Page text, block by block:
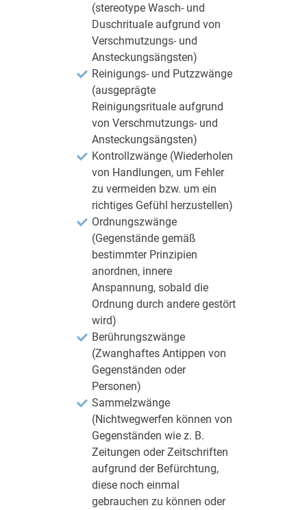
(stereotype Wasch- und
Duschrituale aufgrund von
Verschmutzungs- und
Ansteckungsängsten)
Reinigungs- und Putzzwänge
(ausgeprägte
Reinigungsrituale aufgrund
von Verschmutzungs- und
Ansteckungsängsten)
Kontrollzwänge (Wiederholen
von Handlungen, um Fehler
zu vermeiden bzw. um ein
richtiges Gefühl herzustellen)
Ordnungszwänge
(Gegenstände gemäß
bestimmter Prinzipien
anordnen, innere
Anspannung, sobald die
Ordnung durch andere gestört
wird)
Berührungszwänge
(Zwanghaftes Antippen von
Gegenständen oder
Personen)
Sammelzwänge
(Nichtwegwerfen können von
Gegenständen wie z. B.
Zeitungen oder Zeitschriften
aufgrund der Befürchtung,
diese noch einmal
gebrauchen zu können oder